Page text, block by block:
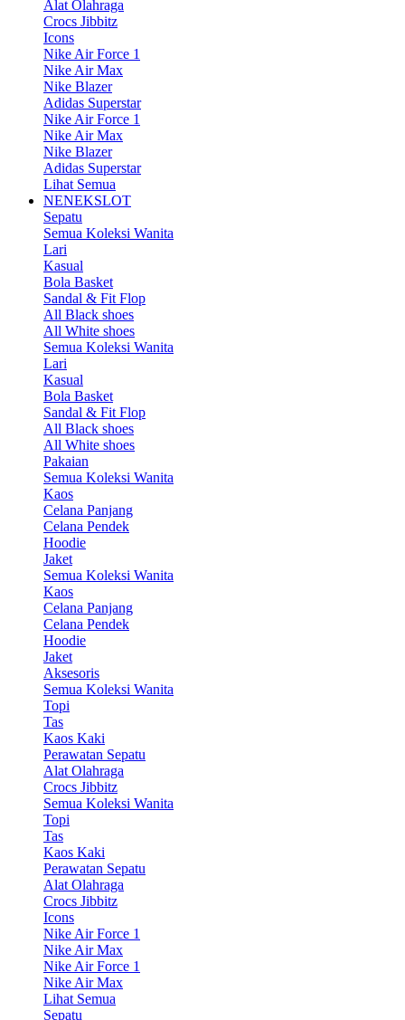
Alat Olahraga
Crocs Jibbitz
Icons
Nike Air Force 1
Nike Air Max
Nike Blazer
Adidas Superstar
Nike Air Force 1
Nike Air Max
Nike Blazer
Adidas Superstar
Lihat Semua
NENEKSLOT
Sepatu
Semua Koleksi Wanita
Lari
Kasual
Bola Basket
Sandal & Fit Flop
All Black shoes
All White shoes
Semua Koleksi Wanita
Lari
Kasual
Bola Basket
Sandal & Fit Flop
All Black shoes
All White shoes
Pakaian
Semua Koleksi Wanita
Kaos
Celana Panjang
Celana Pendek
Hoodie
Jaket
Semua Koleksi Wanita
Kaos
Celana Panjang
Celana Pendek
Hoodie
Jaket
Aksesoris
Semua Koleksi Wanita
Topi
Tas
Kaos Kaki
Perawatan Sepatu
Alat Olahraga
Crocs Jibbitz
Semua Koleksi Wanita
Topi
Tas
Kaos Kaki
Perawatan Sepatu
Alat Olahraga
Crocs Jibbitz
Icons
Nike Air Force 1
Nike Air Max
Nike Air Force 1
Nike Air Max
Lihat Semua
Sepatu